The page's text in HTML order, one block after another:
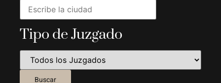
Tipo de Juzgado